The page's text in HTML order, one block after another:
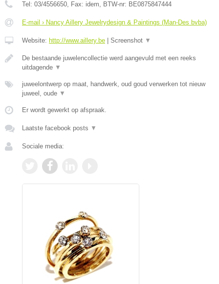
Tel: 03/4556650, Fax: idem, BTW-nr: BE0875847444
E-mail › Nancy Aillery Jewelrydesign & Paintings (Man-Des bvba)
Website: http://www.aillery.be Screenshot ▼
De bestaande juwelencollectie werd aangevuld met een reeks
uitdagende ▼
juweelontwerp op maat, handwerk, oud goud verwerken tot nieuw
juweel, oude ▼
Er wordt gewerkt op afspraak.
Laatste facebook posts ▼
Sociale media: